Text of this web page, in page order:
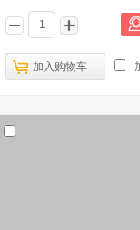
加入购物车